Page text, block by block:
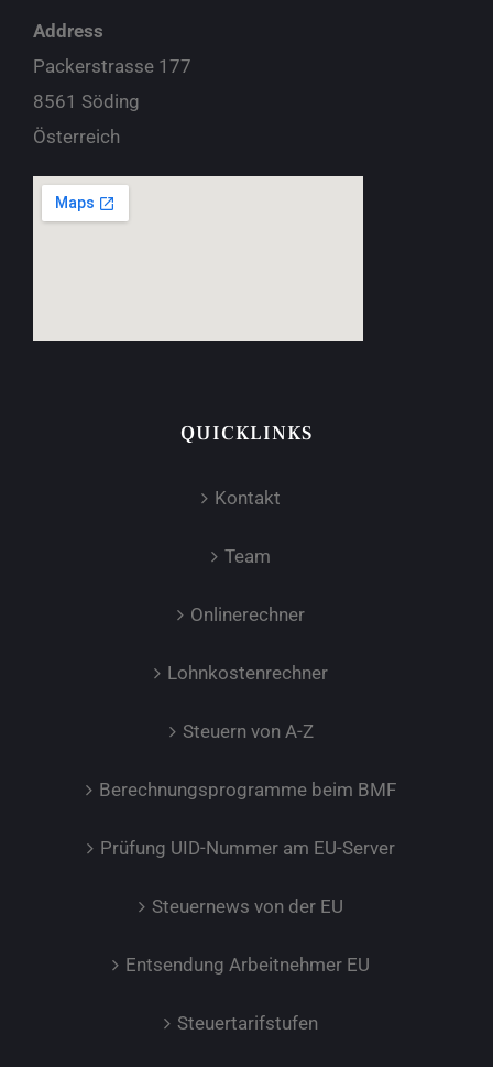
Address
Packerstrasse 177
8561 Söding
Österreich
QUICKLINKS
Kontakt
Team
Onlinerechner
Lohnkostenrechner
Steuern von A-Z
Berechnungsprogramme beim BMF
Prüfung UID-Nummer am EU-Server
Steuernews von der EU
Entsendung Arbeitnehmer EU
Steuertarifstufen